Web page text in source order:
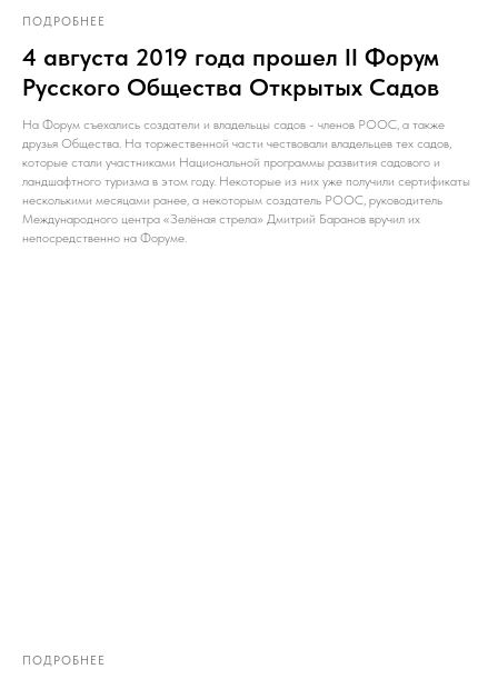
ПОДРОБНЕЕ
4 августа 2019 года прошел II Форум
Русского Общества Открытых Садов
На Форум съехались создатели и владельцы садов - членов РООС, а также
друзья Общества. На торжественной части чествовали владельцев тех садов,
которые стали участниками Национальной программы развития садового и
ландшафтного туризма в этом году. Некоторые из них уже получили сертификаты
несколькими месяцами ранее, а некоторым создатель РООС, руководитель
Международного центра «Зелёная стрела» Дмитрий Баранов вручил их
непосредственно на Форуме.
ПОДРОБНЕЕ